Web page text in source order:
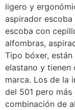
ligero y
aspirador
escoba con
alfombras,
Tipo bóxer,
elastano y tienen
marca. Los de la
del 501 pero
combinación de